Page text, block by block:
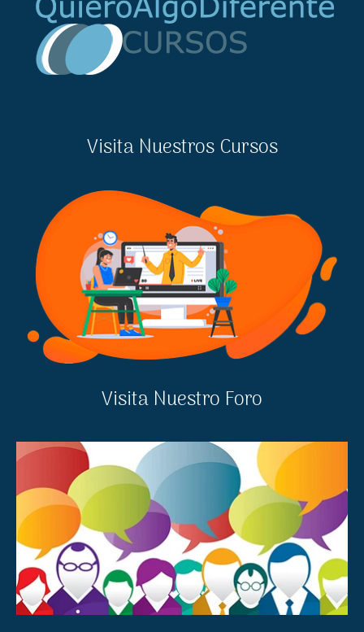
Visita Nuestros Cursos
Visita Nuestro Foro